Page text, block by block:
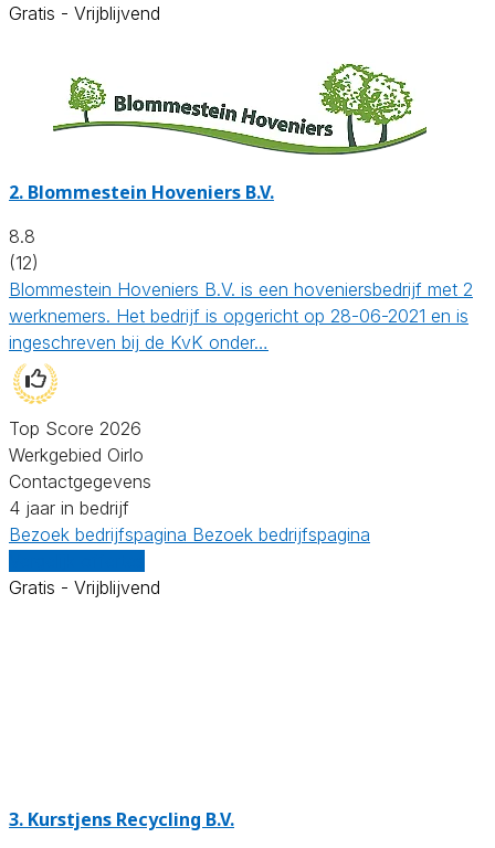
Gratis - Vrijblijvend
2. Blommestein Hoveniers B.V.
8.8
(12)
Blommestein Hoveniers B.V. is een hoveniersbedrijf met 2
werknemers. Het bedrijf is opgericht op 28-06-2021 en is
ingeschreven bij de KvK onder…
Top Score 2026
Werkgebied Oirlo
Contactgegevens
4 jaar in bedrijf
Bezoek bedrijfspagina Bezoek bedrijfspagina
Gratis - Vrijblijvend
3. Kurstjens Recycling B.V.